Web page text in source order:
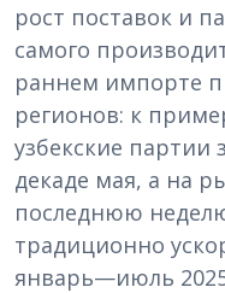
рост поставок и
самого
раннем импорте
регионов: к
узбекские партии
декаде мая, а на
последнюю
традиционно
январь—июль